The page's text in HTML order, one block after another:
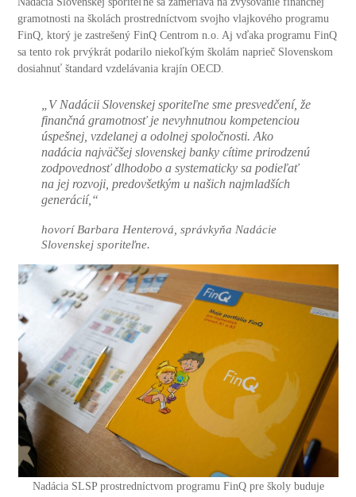
gramotnosti na školách prostredníctvom svojho vlajkového programu
FinQ, ktorý je zastrešený FinQ Centrom n.o. Aj vďaka programu FinQ
sa tento rok prvýkrát podarilo niekoľkým školám naprieč Slovenskom
dosiahnuť štandard vzdelávania krajín OECD.
„V Nadácii Slovenskej sporiteľne sme presvedčení, že
finančná gramotnosť je nevyhnutnou kompetenciou
úspešnej, vzdelanej a odolnej spoločnosti. Ako
nadácia najväčšej slovenskej banky cítime prirodzenú
zodpovednosť dlhodobo a systematicky sa podieľať
na jej rozvoji, predovšetkým u našich najmladších
generácií,“
hovorí Barbara Henterová, správkyňa Nadácie
Slovenskej sporiteľne.
Nadácia SLSP prostredníctvom programu FinQ pre školy buduje